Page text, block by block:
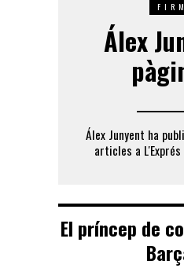
Álex
Álex Junyent ha
articles a
El príncep de